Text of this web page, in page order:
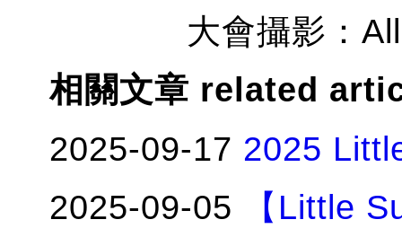
大會攝影：
相關文章 related
2025-09-17 2025
2025-09-05
【Little